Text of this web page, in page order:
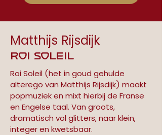
Matthijs Rijsdijk
Roi Soleil
Roi Soleil (het in goud gehulde
alterego van Matthijs Rijsdijk) maakt
popmuziek en mixt hierbij de Franse
en Engelse taal. Van groots,
dramatisch vol glitters, naar klein,
integer en kwetsbaar.